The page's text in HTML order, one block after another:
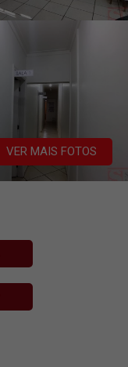
VER MAIS FOTOS